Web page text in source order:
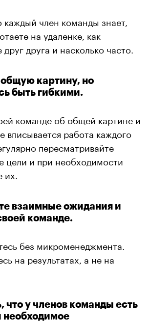
каждый член команды знает,
на удаленке, как
друга и насколько часто.
картину, но
быть гибкими.
команде об общей картине и
вписывается работа каждого
пересматривайте
цели и при необходимости
их.
взаимные ожидания и
команде.
без микроменеджмента.
на результатах, а не на
что у членов команды есть
необходимое